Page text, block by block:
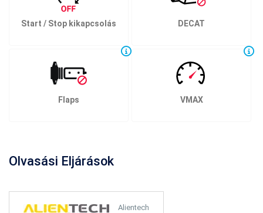
Start / Stop kikapcsolás DECAT
Flaps VMAX
Olvasási Eljárások
Alientech